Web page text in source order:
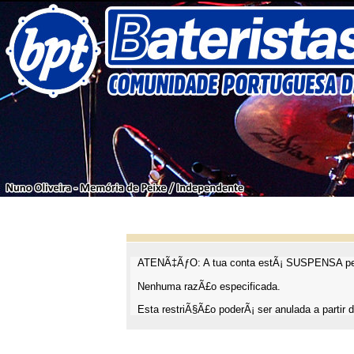
ATENÃ‡ÃƒO: A tua conta estÃ¡ SUSPENSA
Nenhuma razÃ£o especificada.
Esta restriÃ§Ã£o poderÃ¡ ser anulada a partir